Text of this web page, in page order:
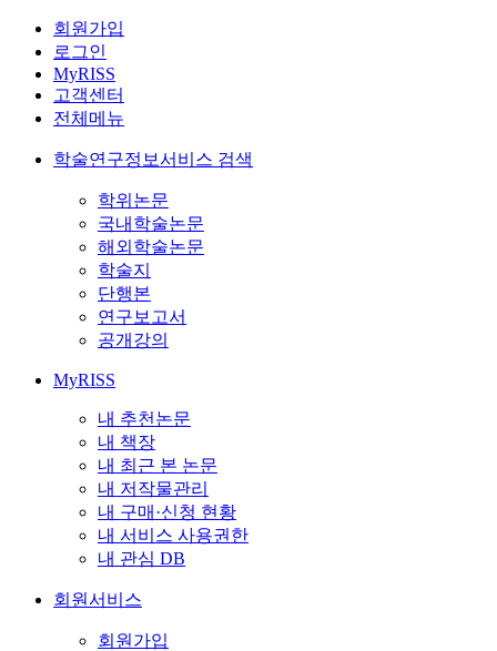
회원가입
로그인
MyRISS
고객센터
전체메뉴
학술연구정보서비스 검색
학위논문
국내학술논문
해외학술논문
학술지
단행본
연구보고서
공개강의
MyRISS
내 추천논문
내 책장
내 최근 본 논문
내 저작물관리
내 구매·신청 현황
내 서비스 사용권한
내 관심 DB
회원서비스
회원가입